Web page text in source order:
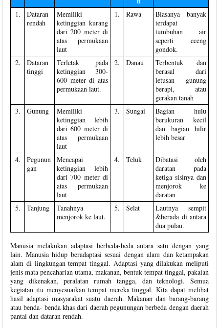
1.
Dataran
rendah
Memiliki
ketinggian kurang
dari 200 meter di
atas permukaan
laut
1. Rawa
Biasanya banyak
terdapat
tumbuhan air
seperti eceng
gondok.
2.
Dataran
tinggi
Terletak pada
ketinggian 300-
600 meter di atas
permukaan laut.
2. Danau
Terbentuk dan
berasal dari
letusan gunung
berapi, atau
gerakan tanah
3.
Gunung
Memiliki
ketinggian lebih
dari 600 meter di
atas permukaan
laut
3. Sungai
Bagian hulu
berukuran kecil
dan bagian hilir
lebih besar
4.
Pegunun
gan
Mencapai
ketinggian lebih
dari 700 meter di
atas permukaan
laut
4. Teluk
Dibatasi oleh
daratan pada
ketiga sisinya dan
menjorok ke
daratan
5.
Tanjung
Tanahnya
menjorok ke laut.
5. Selat
Lautnya sempit
&berada di antara
dua pulau.
Manusia melakukan adaptasi berbeda-beda antara satu dengan yang
lain. Manusia hidup beradaptasi sesuai dengan alam dan ketampakan
alam di lingkungan tempat tinggal. Adaptasi yang dilakukan meliputi
jenis mata pencaharian utama, makanan, bentuk tempat tinggal, pakaian
yang dikenakan, peralatan rumah tangga, dan teknologi. Semua
kegiatan itu menyesuaikan tempat mereka tinggal. Kita dapat melihat
hasil adaptasi masyarakat suatu daerah. Makanan dan barang-barang
atau benda- benda khas dari daerah pegunungan berbeda dengan daerah
pantai dan dataran rendah.